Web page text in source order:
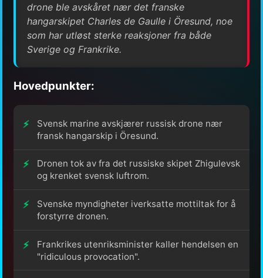
drone ble avskåret nær det franske
hangarskipet Charles de Gaulle i Öresund, noe
som har utløst sterke reaksjoner fra både
Sverige og Frankrike.
Hovedpunkter:
Svensk marine avskjærer russisk drone nær
fransk hangarskip i Öresund.
Dronen tok av fra det russiske skipet Zhigulevsk
og krenket svensk luftrom.
Svenske myndigheter iverksatte mottiltak for å
forstyrre dronen.
Frankrikes utenriksminister kaller hendelsen en
"ridiculous provocation".